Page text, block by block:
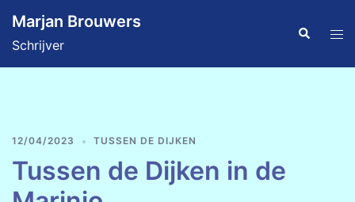
naar
de
inhoud
Marjan Brouwers
Schrijver
Zoeken
12/04/2023 TUSSEN DE DIJKEN
Tussen de Dijken in de